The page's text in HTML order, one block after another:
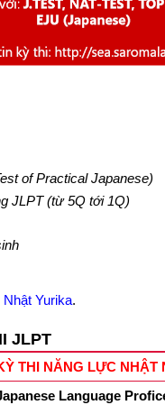
of Practical Japanese)
JLPT (từ 5Q tới 1Q)
Yurika.
JLPT
THI NĂNG LỰC NHẬT
Language